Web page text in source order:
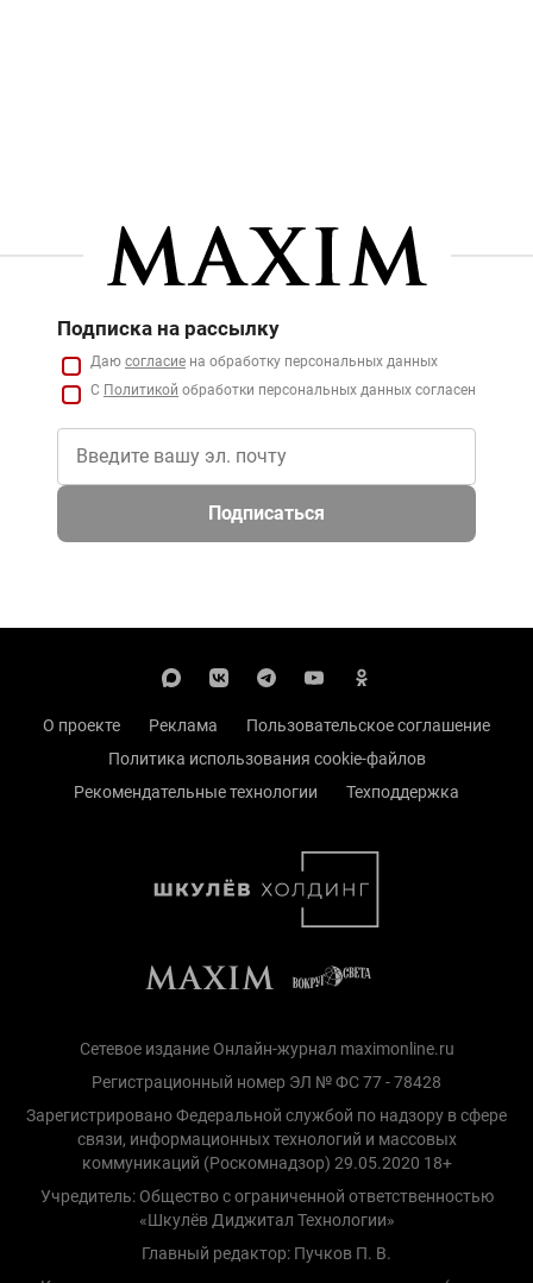
Подписка на рассылку
Даю согласие на обработку персональных данных
С Политикой обработки персональных данных согласен
Подписаться
О проекте Реклама
Пользовательское соглашение
Политика использования cookie-файлов
Рекомендательные технологии
Техподдержка
Сетевое издание Онлайн-журнал maximonline.ru
Регистрационный номер ЭЛ № ФС 77 - 78428
Зарегистрировано Федеральной службой по надзору в сфере
связи, информационных технологий и массовых
коммуникаций (Роскомнадзор) 29.05.2020 18+
Учредитель: Общество с ограниченной ответственностью
«Шкулёв Диджитал Технологии»
Главный редактор: Пучков П. В.